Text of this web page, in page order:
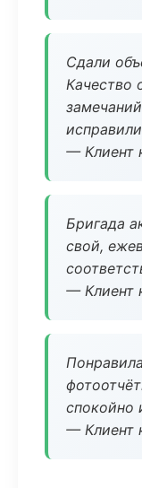
Сдали
Качество
— Клиент
Бригада
свой,
— Клиент
спокойно
— Клиент